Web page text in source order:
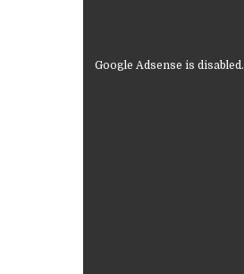
Google Adsense is disabled.